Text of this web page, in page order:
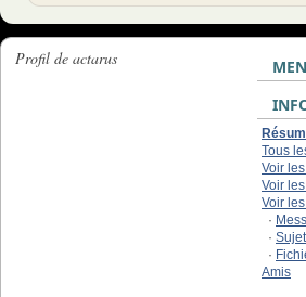
Profil de actarus
Tous
Voir
Voir
Voir
·
·
·
Amis